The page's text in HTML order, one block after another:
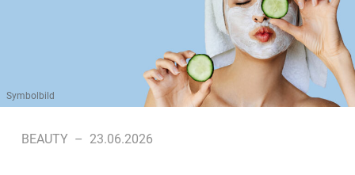
Symbolbild
BEAUTY – 23.06.2026